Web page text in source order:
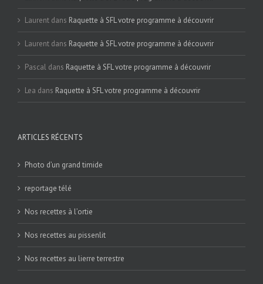
Laurent dans Raquette à SFL votre programme à découvrir
Laurent dans Raquette à SFL votre programme à découvrir
Pascal dans Raquette à SFL votre programme à découvrir
Lea dans Raquette à SFL votre programme à découvrir
ARTICLES RÉCENTS
Photo d’un grand timide
reportage télé
Nos recettes à l’ortie
Nos recettes au pissenlit
Nos recettes au lierre terrestre